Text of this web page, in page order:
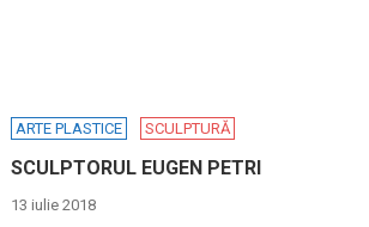
ARTE PLASTICE SCULPTURĂ
SCULPTORUL EUGEN PETRI
13 iulie 2018